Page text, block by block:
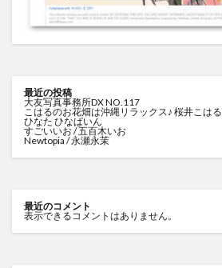
最近の投稿
大友写真事務所DX NO.117
こはるのお花畑は沖縄リラックス♪ 桜井こはる
ひなた ひなぱいん
すごいいお / 五百木いお
Newtopia / 永瀬永茉
最近のコメント
表示できるコメントはありません。